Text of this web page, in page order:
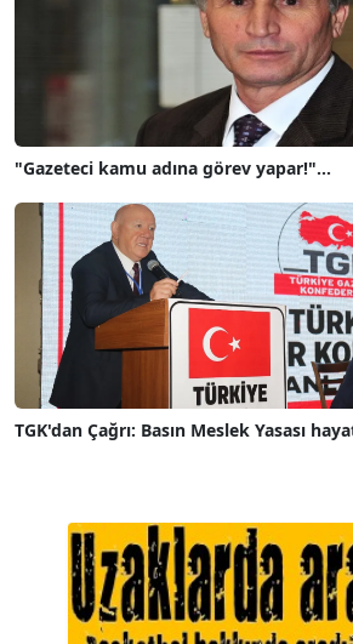
"Gazeteci kamu adına görev yapar!"...
TGK'dan Çağrı: Basın Meslek Yasası